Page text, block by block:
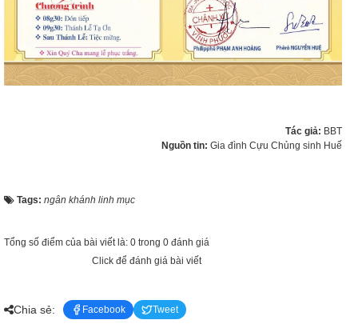
Tác giả: BBT
Nguồn tin: Gia đình Cựu Chủng sinh Huế
Tags: ngân khánh linh mục
Tổng số điểm của bài viết là: 0 trong 0 đánh giá
Click để đánh giá bài viết
Chia sẻ: Facebook Tweet